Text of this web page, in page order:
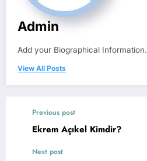
Admin
Add your Biographical Information.
View All Posts
Previous post
Ekrem Açıkel Kimdir?
Next post